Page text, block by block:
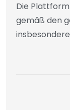
Die
gemäß den